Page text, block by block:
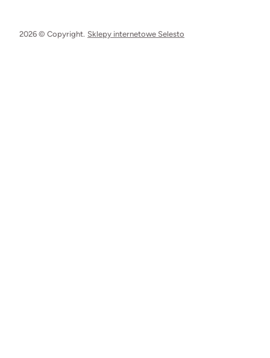
2026 © Copyright. Sklepy internetowe Selesto